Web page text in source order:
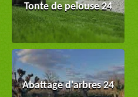
Tonte de pelouse 24
Abattage d'arbres 24